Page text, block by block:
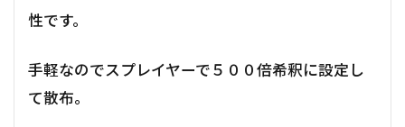
性です。
手軽なのでスプレイヤーで５００倍希釈に設定し
て散布。